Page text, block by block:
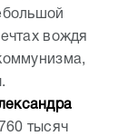
вождя
тысяч